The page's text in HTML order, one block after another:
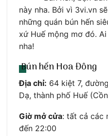
này nha. Bởi vì 3vi.vn
những quán bún hến
xứ Huế mộng mơ đó.
nha!
Bún hến Hoa Đông
Địa chỉ: 64 kiệt 7,
Dạ, thành phố Huế
Giờ mở cửa: tất cả các
đến 22:00